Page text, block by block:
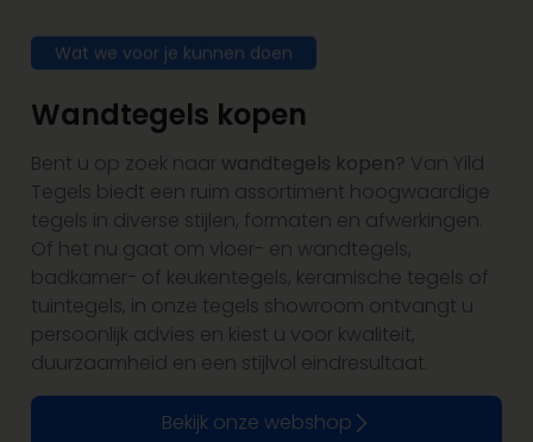
Wat we voor je kunnen doen
Wandtegels kopen
Bent u op zoek naar wandtegels kopen? Van Yild
Tegels biedt een ruim assortiment hoogwaardige
tegels in diverse stijlen, formaten en afwerkingen.
Of het nu gaat om vloer- en wandtegels,
badkamer- of keukentegels, keramische tegels of
tuintegels, in onze tegels showroom ontvangt u
persoonlijk advies en kiest u voor kwaliteit,
duurzaamheid en een stijlvol eindresultaat.
Bekijk onze webshop